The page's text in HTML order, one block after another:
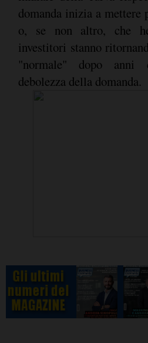
domanda inizia a mettere
o, se non altro, che
investitori stanno
"normale" dopo anni
debolezza della domanda.